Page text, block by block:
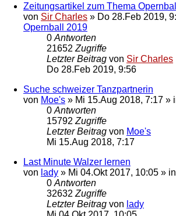
Zeitungsartikel zum Thema
von Sir Charles » Do 28.Feb 2019,
Opernball 2019
0 Antworten
21652 Zugriffe
Letzter Beitrag von Sir Charles
Do 28.Feb 2019, 9:56
Suche schweizer Tanzpartnerin
von Moe's » Mi 15.Aug 2018, 7:17 »
0 Antworten
15792 Zugriffe
Letzter Beitrag von Moe's
Mi 15.Aug 2018, 7:17
Last Minute Walzer lernen
von lady » Mi 04.Okt 2017, 10:05 » in
0 Antworten
32632 Zugriffe
Letzter Beitrag von lady